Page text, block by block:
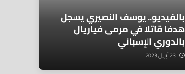
بالفيديو.. يوسف النصيري يسجل
هدفا قاتلا في مرمى فياريال
بالدوري الإسباني